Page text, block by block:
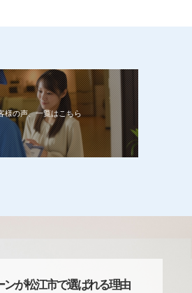
様の声、一覧はこちら
ンが松江市で選ばれる理由